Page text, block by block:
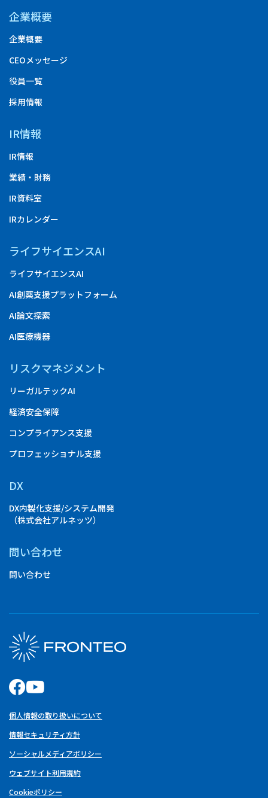
企業概要
企業概要
CEOメッセージ
役員一覧
採用情報
IR情報
IR情報
業績・財務
IR資料室
IRカレンダー
ライフサイエンスAI
ライフサイエンスAI
AI創薬支援プラットフォーム
AI論文探索
AI医療機器
リスクマネジメント
リーガルテックAI
経済安全保障
コンプライアンス支援
プロフェッショナル支援
DX
DX内製化支援/システム開発
（株式会社アルネッツ）
問い合わせ
問い合わせ
個人情報の取り扱いについて
情報セキュリティ方針
ソーシャルメディアポリシー
ウェブサイト利用規約
Cookieポリシー